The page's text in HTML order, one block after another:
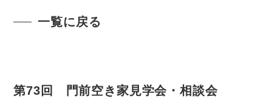
一覧に戻る
第73回 門前空き家見学会・相談会